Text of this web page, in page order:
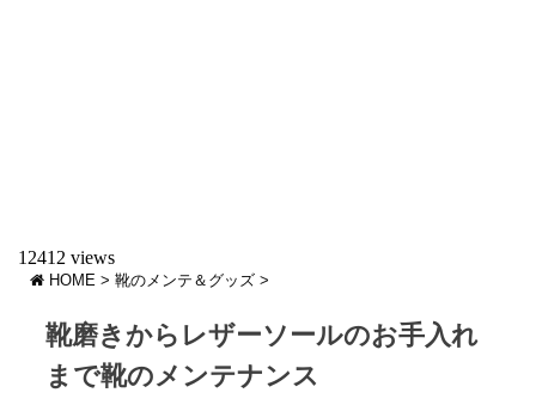
12412 views
HOME > 靴のメンテ＆グッズ >
靴磨きからレザーソールのお手入れ
まで靴のメンテナンス